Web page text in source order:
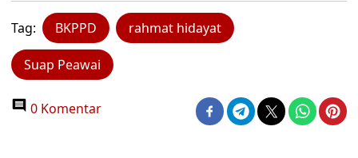
Tag: BKPPD rahmat hidayat
Suap Peawai
0 Komentar